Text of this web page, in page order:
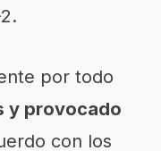
por todo
y provocado
con los